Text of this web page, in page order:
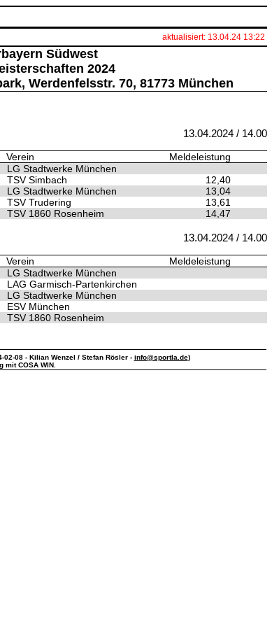
aktualisiert: 13.04.24 13:22
Südwest
2024
Werdenfelsstr. 70, 81773 München
13.04.2024 / 14.00
Verein
Meldeleistung
LG Stadtwerke München
TSV Simbach
12,40
LG Stadtwerke München
13,04
TSV Trudering
13,61
TSV 1860 Rosenheim 14,47
13.04.2024 / 14.00
Verein
Meldeleistung
LG Stadtwerke München
LAG Garmisch-Partenkirchen
LG Stadtwerke München
ESV München
TSV 1860 Rosenheim
08 - Kilian Wenzel / Stefan Rösler - info@sportla.de)
mit COSA WIN.